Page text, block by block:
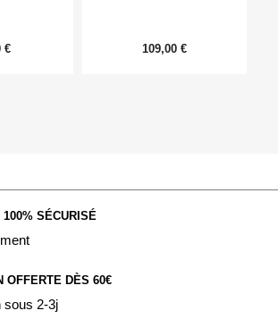
€ 109,00 €
100% SÉCURISÉ
OFFERTE DÈS 60€
sous 2-3j